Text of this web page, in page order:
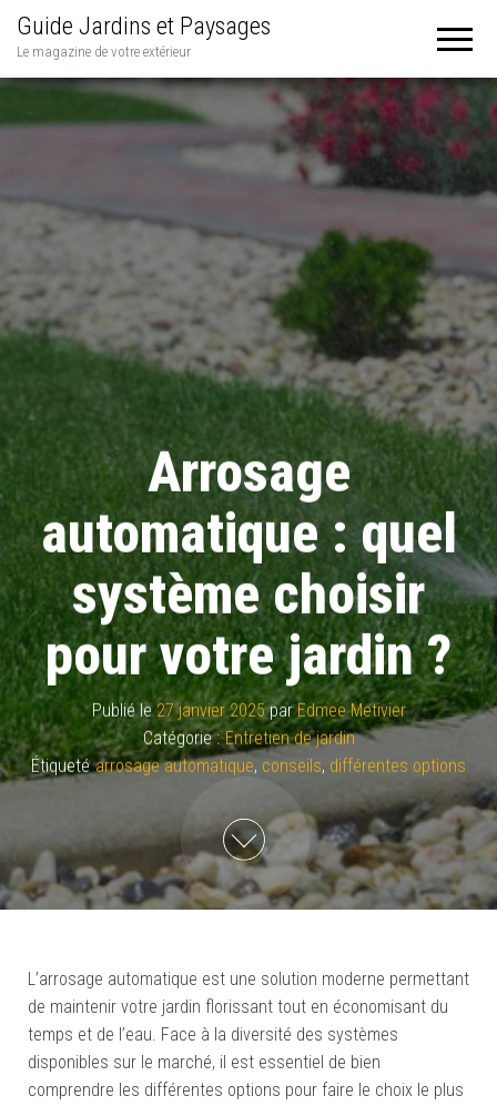
Guide Jardins et Paysages
Le magazine de votre extérieur
Arrosage
automatique : quel
système choisir
pour votre jardin ?
Publié le27 janvier 2025parEdmee Metivier
Catégorie : Entretien de jardin
Étiqueté arrosage automatique, conseils, différentes options
L’arrosage automatique est une solution moderne permettant
de maintenir votre jardin florissant tout en économisant du
temps et de l’eau. Face à la diversité des systèmes
disponibles sur le marché, il est essentiel de bien
comprendre les différentes options pour faire le choix le plus